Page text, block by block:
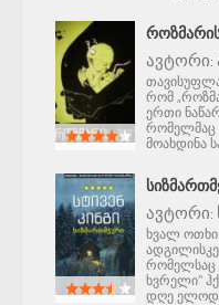
ავტორი:
რომ
ერთი
რომელმაც
მოახდინა
ავტორი:
ხვალ ოთხი
რომელსაც
ხვრელი"
დღე